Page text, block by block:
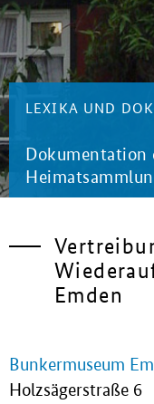
LEXIKA UND
Dokumentation
Emden
Bunkermuseum
Holzsägerstraße 6